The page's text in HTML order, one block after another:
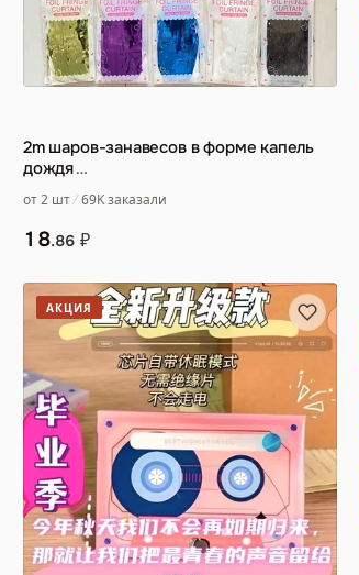
2m шаров-занавесов в форме капель
дождя…
от 2 шт 69K заказали
18.86 ₽
АКЦИЯ